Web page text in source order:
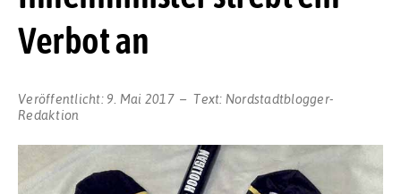
Verbot an
Veröffentlicht: 9. Mai 2017 Text: Nordstadtblogger-
Redaktion